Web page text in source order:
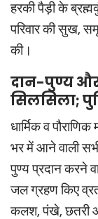
हरकी पैड़ी के
परिवार की सुख,
की।
दान-पुण्य और
सिलसिला;
धार्मिक व
भर में आने वाली
पुण्य प्रदान करने
जल ग्रहण किए
कलश, पंखे, छतरी